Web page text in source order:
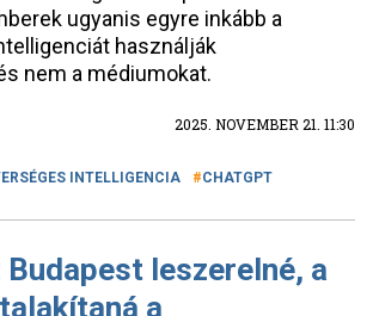
ugyanis egyre inkább a
használják
nem a médiumokat.
2025. NOVEMBER 21. 11:30
INTELLIGENCIA CHATGPT
leszerelné, a
a